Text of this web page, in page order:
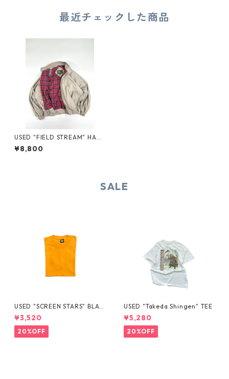
最近チェックした商品
USED "FIELD STREAM" HAR
RINGTON JACKET
¥8,800
SALE
USED "SCREEN STARS" BLAN
K TEE
¥3,520
20%OFF
USED "Takeda Shingen" TEE
¥5,280
20%OFF